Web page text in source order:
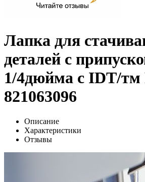
Лапка для
деталей с
1/4дюйма с IDT/тм
821063096
Описание
Характеристики
Отзывы